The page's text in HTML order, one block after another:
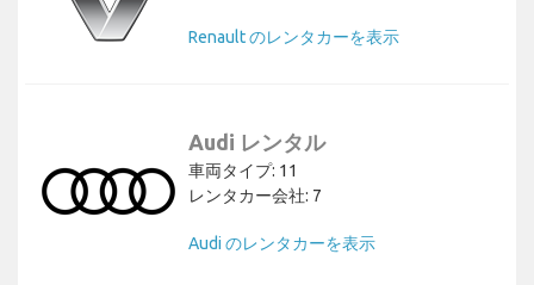
Renault のレンタカーを表示
Audi レンタル
車両タイプ: 11
レンタカー会社: 7
Audi のレンタカーを表示